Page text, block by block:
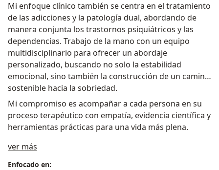
Mi enfoque clínico también se centra en el tratamiento
de las adicciones y la patología dual, abordando de
manera conjunta los trastornos psiquiátricos y las
dependencias. Trabajo de la mano con un equipo
multidisciplinario para ofrecer un abordaje
personalizado, buscando no solo la estabilidad
emocional, sino también la construcción de un camino
sostenible hacia la sobriedad.
Mi compromiso es acompañar a cada persona en su
proceso terapéutico con empatía, evidencia científica y
herramientas prácticas para una vida más plena.
ver más
Enfocado en: